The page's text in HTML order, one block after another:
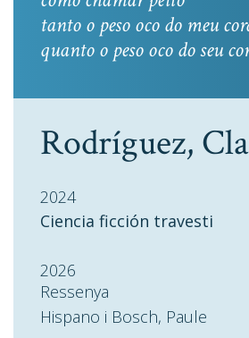
tanto o peso oco do meu
quanto o peso oco do seu
Rodríguez,
2024
Ciencia ficción travesti
2026
Ressenya
Hispano i Bosch, Paule